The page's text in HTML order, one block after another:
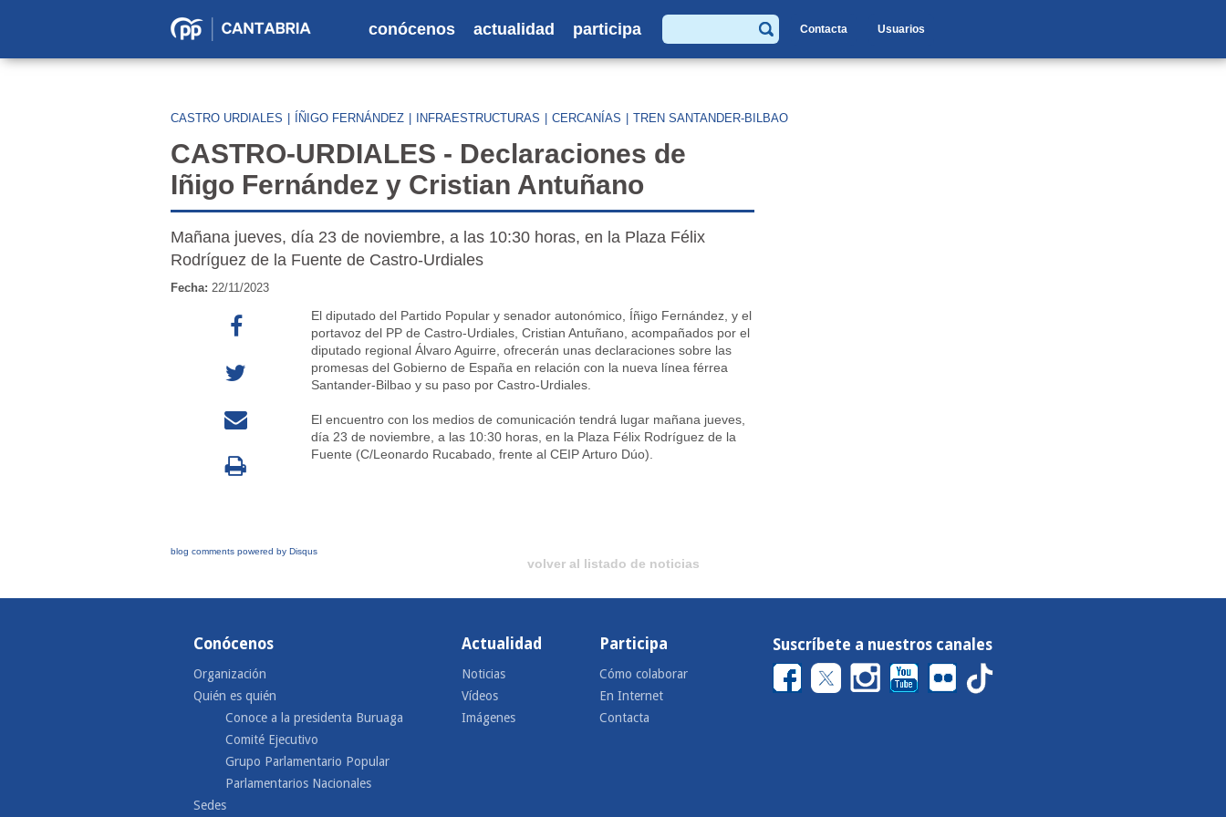
Partido
en
conócenos actualidad participa
Buscar
Contacta Usuarios
CASTRO URDIALES ÍÑIGO FERNÁNDEZ INFRAESTRUCTURAS CERCANÍAS TREN SANTANDER-BILBAO
CASTRO-URDIALES - Declaraciones de
Iñigo Fernández y Cristian Antuñano
Mañana jueves, día 23 de noviembre, a las 10:30 horas, en la Plaza Félix
Rodríguez de la Fuente de Castro-Urdiales
Fecha: 22/11/2023
El diputado del Partido Popular y senador autonómico, Íñigo Fernández, y el
portavoz del PP de Castro-Urdiales, Cristian Antuñano, acompañados por el
diputado regional Álvaro Aguirre, ofrecerán unas declaraciones sobre las
promesas del Gobierno de España en relación con la nueva línea férrea
Santander-Bilbao y su paso por Castro-Urdiales.
El encuentro con los medios de comunicación tendrá lugar mañana jueves,
día 23 de noviembre, a las 10:30 horas, en la Plaza Félix Rodríguez de la
Fuente (C/Leonardo Rucabado, frente al CEIP Arturo Dúo).
blog comments powered by Disqus
volver al listado de noticias
Conócenos
Organización
Quién es quién
Conoce a la presidenta Buruaga
Comité Ejecutivo
Grupo Parlamentario Popular
Parlamentarios Nacionales
Sedes
Actualidad
Noticias
Vídeos
Imágenes
Participa
Cómo colaborar
En Internet
Contacta
Suscríbete a nuestros canales